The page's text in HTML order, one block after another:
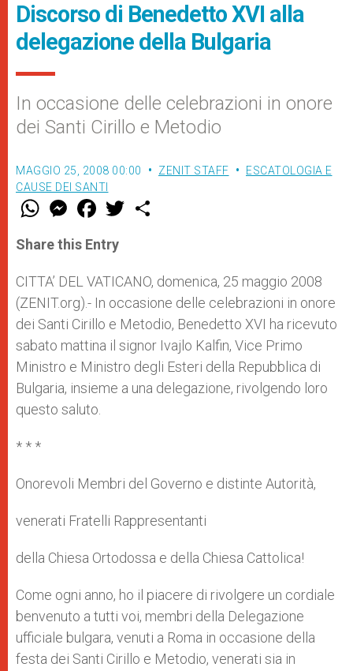
Discorso di Benedetto XVI alla
delegazione della Bulgaria
In occasione delle celebrazioni in onore
dei Santi Cirillo e Metodio
MAGGIO 25, 2008 00:00 ZENIT STAFF
ESCATOLOGIA E
CAUSE DEI SANTI
W
t
s
p
p
M
e
s
e
g
e
r
F
a
e
b
o
k
w
r
Share this Entry
CITTA’ DEL VATICANO, domenica, 25 maggio 2008
(ZENIT.org).- In occasione delle celebrazioni in onore
dei Santi Cirillo e Metodio, Benedetto XVI ha ricevuto
sabato mattina il signor Ivajlo Kalfin, Vice Primo
Ministro e Ministro degli Esteri della Repubblica di
Bulgaria, insieme a una delegazione, rivolgendo loro
questo saluto.
* * *
Onorevoli Membri del Governo e distinte Autorità,
venerati Fratelli Rappresentanti
della Chiesa Ortodossa e della Chiesa Cattolica!
Come ogni anno, ho il piacere di rivolgere un cordiale
benvenuto a tutti voi, membri della Delegazione
ufficiale bulgara, venuti a Roma in occasione della
festa dei Santi Cirillo e Metodio, venerati sia in